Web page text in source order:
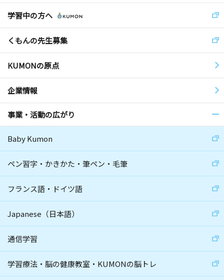
学習中の方へ
くもんの先生募集
KUMONの原点
企業情報
事業・活動の広がり
Baby Kumon
ペン習字・かきかた・筆ペン・毛筆
フランス語・ドイツ語
Japanese（日本語）
通信学習
学習療法・脳の健康教室・KUMONの脳トレ